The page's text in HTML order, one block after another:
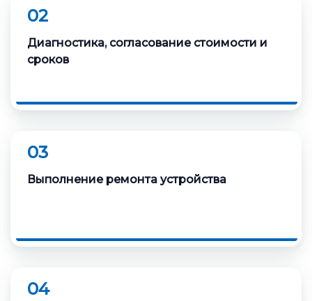
02
Диагностика, согласование стоимости и
сроков
03
Выполнение ремонта устройства
04